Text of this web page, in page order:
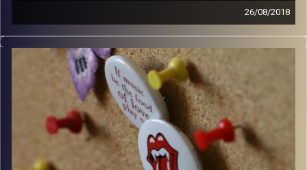
26/08/2018
קלאסיקות רוק עם אורן הוף.
włodi